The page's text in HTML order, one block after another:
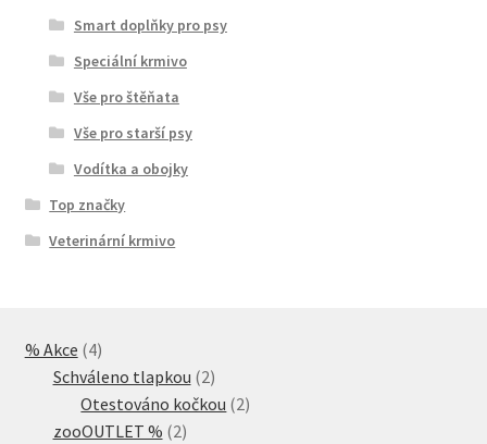
Smart doplňky pro psy
Speciální krmivo
Vše pro štěňata
Vše pro starší psy
Vodítka a obojky
Top značky
Veterinární krmivo
% Akce 44
produkty
Schváleno tlapkou 22
produkty
Otestováno kočkou 22
zooOUTLET % 22